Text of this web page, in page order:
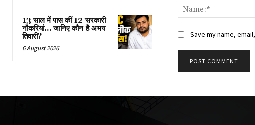
13 साल में पास कीं 12 सरकारी
नौकरियां… जान‍िए कौन है अभय
तिवारी?
6 August 2026
Save my name,